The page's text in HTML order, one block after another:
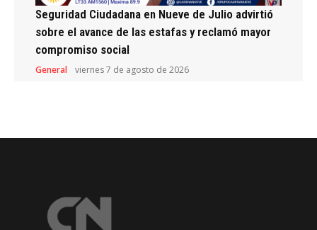
Seguridad Ciudadana en Nueve de Julio advirtió
sobre el avance de las estafas y reclamó mayor
compromiso social
General viernes 7 de agosto de 2026